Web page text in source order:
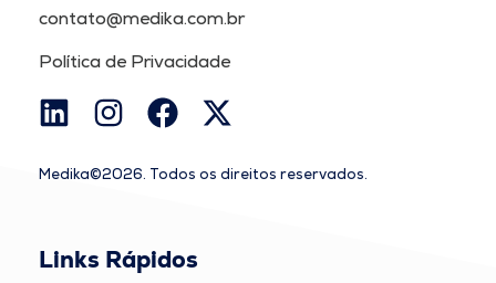
contato@medika.com.br
Política de Privacidade
Medika©2026. Todos os direitos reservados.
Links Rápidos